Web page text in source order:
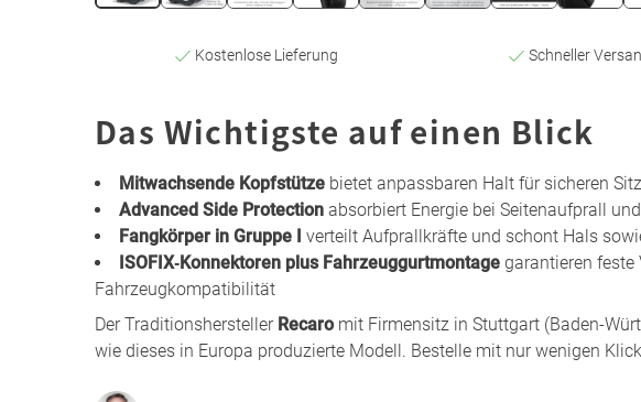
Kostenlose Lieferung Schneller
Das Wichtigste auf einen Blick
Mitwachsende Kopfstütze bietet anpassbaren Halt für sicheren
Advanced Side Protection absorbiert Energie bei Seitenaufprall
Fangkörper in Gruppe I verteilt Aufprallkräfte und schont Hals
ISOFIX‑Konnektoren plus Fahrzeuggurtmontage garantieren feste
Fahrzeugkompatibilität
Der Traditionshersteller Recaro mit Firmensitz in Stuttgart (Baden-
wie dieses in Europa produzierte Modell. Bestelle mit nur wenigen